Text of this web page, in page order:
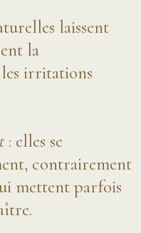
laissent
la
irritations
: elles se
contrairement
mettent parfois